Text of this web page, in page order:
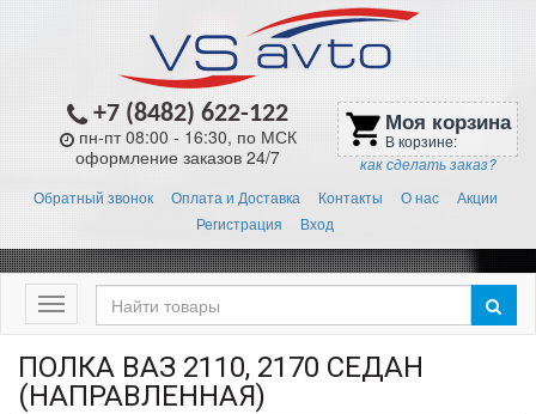
+7 (8482) 622-122
пн-пт 08:00 - 16:30, по МСК
оформление заказов 24/7
shopping_cart Моя корзина
В корзине:
как сделать заказ?
Обратный звонок Оплата и Доставка Контакты О нас
Акции
Регистрация
Вход
Меню
ПОЛКА ВАЗ 2110, 2170 СЕДАН
(НАПРАВЛЕННАЯ)